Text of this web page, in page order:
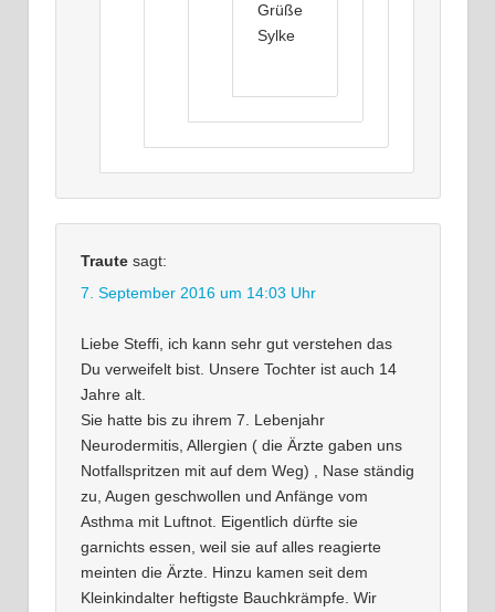
Grüße
Sylke
Traute sagt:
7. September 2016 um 14:03 Uhr
Liebe Steffi, ich kann sehr gut verstehen das
Du verweifelt bist. Unsere Tochter ist auch 14
Jahre alt.
Sie hatte bis zu ihrem 7. Lebenjahr
Neurodermitis, Allergien ( die Ärzte gaben uns
Notfallspritzen mit auf dem Weg) , Nase ständig
zu, Augen geschwollen und Anfänge vom
Asthma mit Luftnot. Eigentlich dürfte sie
garnichts essen, weil sie auf alles reagierte
meinten die Ärzte. Hinzu kamen seit dem
Kleinkindalter heftigste Bauchkrämpfe. Wir